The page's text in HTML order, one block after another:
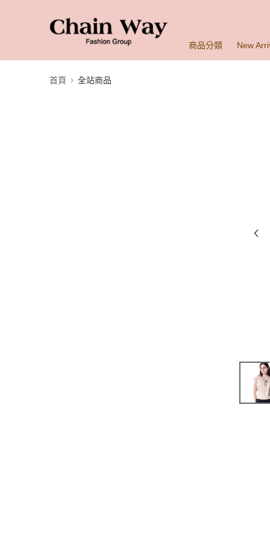
商品分類 New
首頁 全站商品